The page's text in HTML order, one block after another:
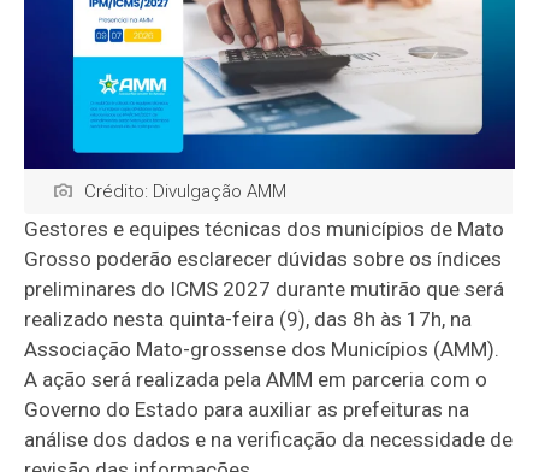
Crédito: Divulgação AMM
Gestores e equipes técnicas dos municípios de Mato
Grosso poderão esclarecer dúvidas sobre os índices
preliminares do ICMS 2027 durante mutirão que será
realizado nesta quinta-feira (9), das 8h às 17h, na
Associação Mato-grossense dos Municípios (AMM).
A ação será realizada pela AMM em parceria com o
Governo do Estado para auxiliar as prefeituras na
análise dos dados e na verificação da necessidade de